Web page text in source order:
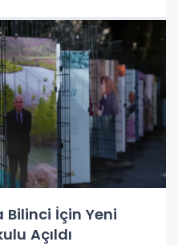
Bilinci İçin Yeni
Açıldı